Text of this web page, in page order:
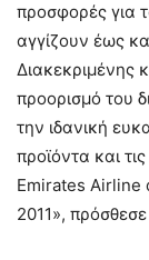
προσφορές για
αγγίζουν έως
Διακεκριμένης
προορισμό του
την ιδανική
προϊόντα και
Emirates Airline
2011»,